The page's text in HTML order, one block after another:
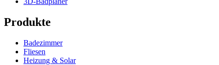
Produkte
Badezimmer
Fliesen
Heizung & Solar